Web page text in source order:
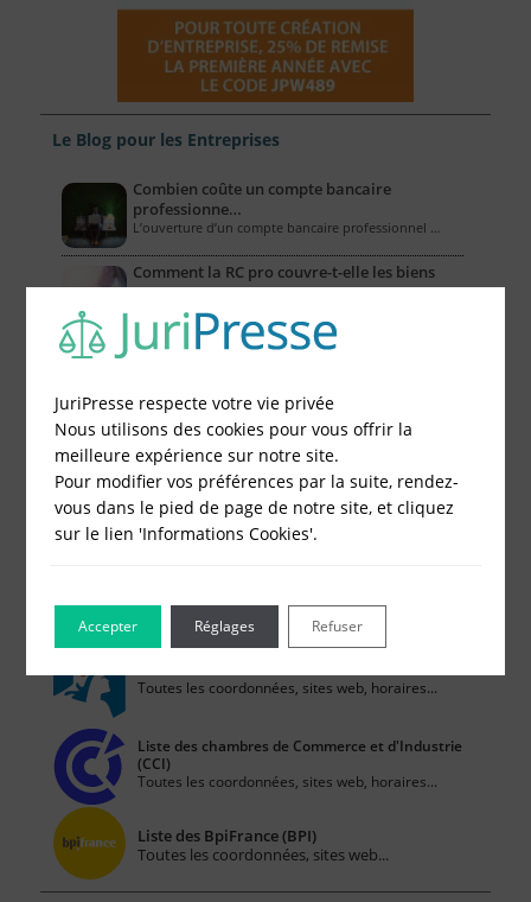
Le Blog pour les Entreprises
Combien coûte un compte bancaire
professionne…
L’ouverture d’un compte bancaire professionnel …
Comment la RC pro couvre-t-elle les biens
mat…
Dans le cadre de leurs activités, les entreprises …
Les assurances obligatoires des artisans
Comment savoir si vous pouvez avoir
confiance…
L'avocat est un spécialiste du droit qui informe …
5 incidents et contentieux de la fonction
pub…
Voir tous les articles du Blog >
Toutes les coordonnées, sites web, horaires...
Liste des chambres de Commerce et d'Industrie
(CCI)
Toutes les coordonnées, sites web, horaires...
Liste des BpiFrance (BPI)
Toutes les coordonnées, sites web...
JuriPresse respecte votre vie privée
Nous utilisons des cookies pour vous offrir la
meilleure expérience sur notre site.
Pour modifier vos préférences par la suite, rendez-
vous dans le pied de page de notre site, et cliquez
sur le lien 'Informations Cookies'.
Accepter Refuser
Réglages